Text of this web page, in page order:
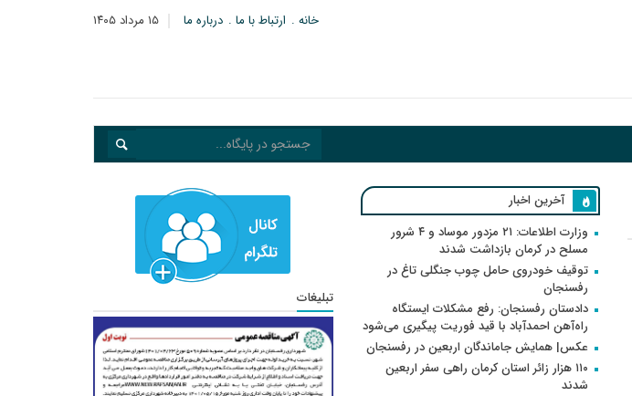
۱۵ مرداد ۱۴۰۵ خانه ارتباط با ما درباره ما
آخرین اخبار
وزارت اطلاعات: ۲۱ مزدور موساد و ۴ شرور
مسلح در کرمان بازداشت شدند
توقیف خودروی حامل چوب جنگلی تاغ در
رفسنجان
دادستان رفسنجان: رفع مشکلات ایستگاه
راه‌آهن احمدآباد با قید فوریت پیگیری می‌شود
عکس| همایش جاماندگان اربعین در رفسنجان
۱۱۰ هزار زائر استان کرمان راهی سفر اربعین
شدند
تبلیغات